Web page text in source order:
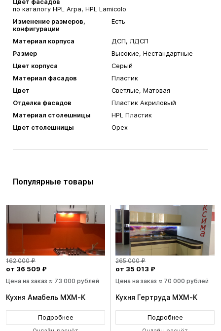
Цвет фасадов
по каталогу HPL Arpa, HPL Lamicolo
Изменение размеров,
конфигурации
Есть
Материал корпуса
ДСП, ЛДСП
Размер
Высокие, Нестандартные
Цвет корпуса
Серый
Материал фасадов
Пластик
Цвет
Светлые, Матовая
Отделка фасадов
Пластик Акриловый
Материал столешницы
HPL Пластик
Цвет столешницы
Орех
Популярные товары
162 000 ₽
от 36 509 ₽
Цена на заказ ≈ 73 000 рублей
Кухня Амабель MXM-K
Подробнее
265 000 ₽
от 35 013 ₽
Цена на заказ ≈ 70 000 рублей
Кухня Гертруда MXM-K
Подробнее